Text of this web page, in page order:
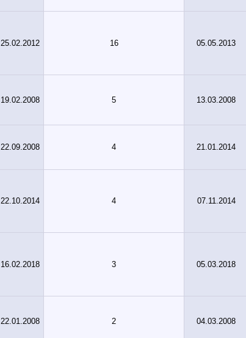
25.02.2012 16 05.05.2013
19.02.2008 5 13.03.2008
22.09.2008 4 21.01.2014
22.10.2014 4 07.11.2014
16.02.2018 3 05.03.2018
22.01.2008 2 04.03.2008